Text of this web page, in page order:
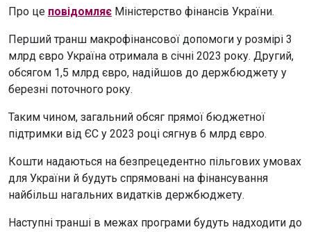
Про це повідомляє Міністерство фінансів України.
Перший транш макрофінансової допомоги у розмірі 3
млрд євро Україна отримала в січні 2023 року. Другий,
обсягом 1,5 млрд євро, надійшов до держбюджету у
березні поточного року.
Таким чином, загальний обсяг прямої бюджетної
підтримки від ЄС у 2023 році сягнув 6 млрд євро.
Кошти надаються на безпрецедентно пільгових умовах
для України й будуть спрямовані на фінансування
найбільш нагальних видатків держбюджету.
Наступні транші в межах програми будуть надходити до